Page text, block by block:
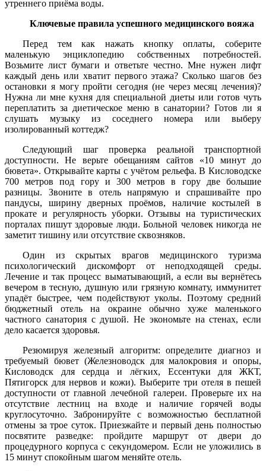
утреннего приёма воды.
Ключевые правила успешного медицинского вояжа
Перед тем как нажать кнопку оплаты, соберите
маленькую энциклопедию собственных потребностей.
Возьмите лист бумаги и ответьте честно. Мне нужен лифт
каждый день или хватит первого этажа? Сколько шагов без
остановки я могу пройти сегодня (не через месяц лечения)?
Нужна ли мне кухня для специальной диеты или готов чуть
переплатить за диетическое меню в санатории? Готов ли я
слушать музыку из соседнего номера или выберу
изолированный коттедж?
Следующий шаг проверка реальной транспортной
доступности. Не верьте обещаниям сайтов «10 минут до
бювета». Открывайте карты с учётом рельефа. В Кисловодске
700 метров под гору и 300 метров в гору две большие
разницы. Звоните в отель напрямую и спрашивайте про
пандусы, ширину дверных проёмов, наличие костылей в
прокате и регулярность уборки. Отзывы на туристических
порталах пишут здоровые люди. Больной человек никогда не
заметит тишину или отсутствие сквозняков.
Один из скрытых врагов медицинского туризма
психологический дискомфорт от неподходящей среды.
Лечение и так процесс выматывающий, а если вы вернётесь
вечером в тесную, душную или грязную комнату, иммунитет
упадёт быстрее, чем подействуют уколы. Поэтому средний
бюджетный отель на окраине обычно хуже маленького
частного санатория с душой. Не экономьте на стенах, если
дело касается здоровья.
Резюмируя железный алгоритм: определите диагноз и
требуемый бювет (Железноводск для малокровия и опоры,
Кисловодск для сердца и лёгких, Ессентуки для ЖКТ,
Пятигорск для нервов и кожи). Выберите три отеля в пешей
доступности от главной лечебной галереи. Проверьте их на
отсутствие лестниц на входе и наличие горячей воды
круглосуточно. Забронируйте с возможностью бесплатной
отмены за трое суток. Приезжайте и первый день полностью
посвятите разведке: пройдите маршрут от двери до
процедурного корпуса с секундомером. Если не уложились в
15 минут спокойным шагом меняйте отель.